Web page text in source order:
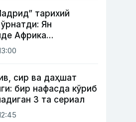
тарихий
Ян
Африка
энг қиммат
айланди
сир ва даҳшат
бир нафасда кўриб
3 та сериал